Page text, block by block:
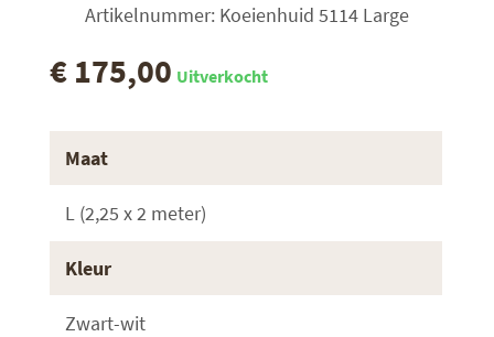
Artikelnummer: Koeienhuid 5114 Large
€ 175,00 Uitverkocht
Maat
L (2,25 x 2 meter)
Kleur
Zwart-wit